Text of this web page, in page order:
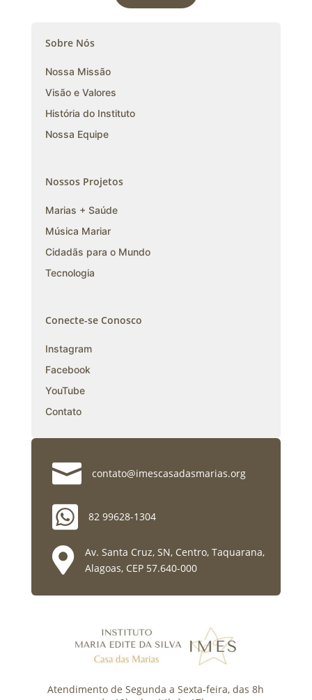
Sobre Nós
Nossa Missão
Visão e Valores
História do Instituto
Nossa Equipe
Nossos Projetos
Marias + Saúde
Música Mariar
Cidadãs para o Mundo
Tecnologia
Conecte-se Conosco
Instagram
Facebook
YouTube
Contato
 contato@imescasadasmarias.org
 82 99628-1304

Av. Santa Cruz, SN, Centro, Taquarana,
Alagoas, CEP 57.640-000
Atendimento de Segunda a Sexta-feira, das 8h